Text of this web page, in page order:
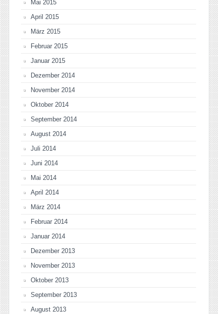
Mai 2015
April 2015
März 2015
Februar 2015
Januar 2015
Dezember 2014
November 2014
Oktober 2014
September 2014
August 2014
Juli 2014
Juni 2014
Mai 2014
April 2014
März 2014
Februar 2014
Januar 2014
Dezember 2013
November 2013
Oktober 2013
September 2013
August 2013